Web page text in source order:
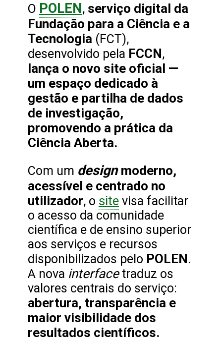
O POLEN, serviço digital da
Fundação para a Ciência e a
Tecnologia (FCT),
desenvolvido pela FCCN,
lança o novo site oficial —
um espaço dedicado à
gestão e partilha de dados
de investigação,
promovendo a prática da
Ciência Aberta.
Com um design moderno,
acessível e centrado no
utilizador, o site visa facilitar
o acesso da comunidade
científica e de ensino superior
aos serviços e recursos
disponibilizados pelo POLEN.
A nova interfacetraduz os
valores centrais do serviço:
abertura, transparência e
maior visibilidade dos
resultados científicos.